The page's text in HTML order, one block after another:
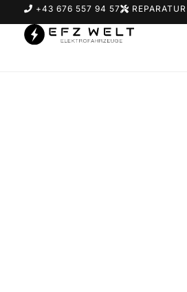
+43 676 557 94 57 REPARATUR